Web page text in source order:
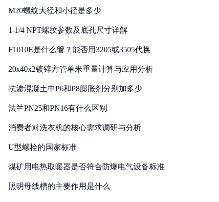
M20螺纹大径和小径是多少
1-1/4 NPT螺纹参数及底孔尺寸详解
F1010E是什么管？能否用3205或3505代换
20x40x2镀锌方管单米重量计算与应用分析
抗渗混凝土中P6和P8膨胀剂分别加多少
法兰PN25和PN16有什么区别
消费者对洗衣机的核心需求调研与分析
U型螺栓的国家标准
煤矿用电热取暖器是否符合防爆电气设备标准
照明母线槽的主要作用是什么